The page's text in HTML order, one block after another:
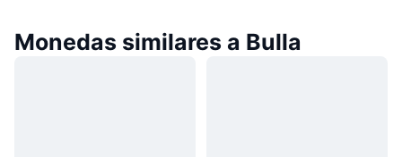
Monedas similares a Bulla